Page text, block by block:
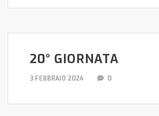
20° GIORNATA
3 FEBBRAIO 2024 0